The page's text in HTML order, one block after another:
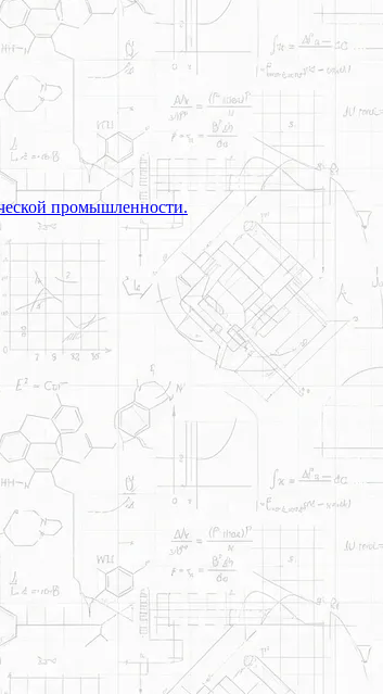
промышленности.